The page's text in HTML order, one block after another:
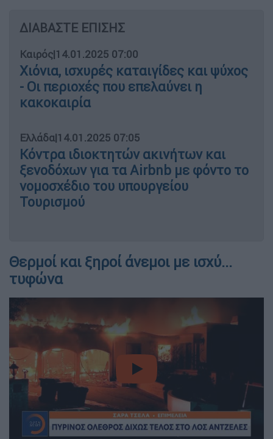
ΔΙΑΒΑΣΤΕ ΕΠΙΣΗΣ
Καιρός|14.01.2025 07:00
Χιόνια, ισχυρές καταιγίδες και ψύχος
- Οι περιοχές που επελαύνει η
κακοκαιρία
Ελλάδα|14.01.2025 07:05
Κόντρα ιδιοκτητών ακινήτων και
ξενοδόχων για τα Airbnb με φόντο το
νομοσχέδιο του υπουργείου
Τουρισμού
Θερμοί και ξηροί άνεμοι με ισχύ...
τυφώνα
video